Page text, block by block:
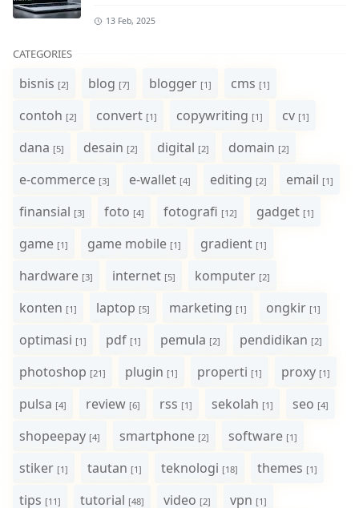
13 Feb, 2025
CATEGORIES
bisnis [2] blog [7] blogger [1] cms [1]
contoh [2] convert [1] copywriting [1] cv [1]
dana [5] desain [2] digital [2] domain [2]
e-commerce [3] e-wallet [4] editing [2] email [1]
finansial [3] foto [4] fotografi [12] gadget [1]
game [1] game mobile [1] gradient [1]
hardware [3] internet [5] komputer [2]
konten [1] laptop [5] marketing [1] ongkir [1]
optimasi [1] pdf [1] pemula [2] pendidikan [2]
photoshop [21] plugin [1] properti [1] proxy [1]
pulsa [4] review [6] rss [1] sekolah [1] seo [4]
shopeepay [4] smartphone [2] software [1]
stiker [1] tautan [1] teknologi [18] themes [1]
tips [11] tutorial [48] video [2] vpn [1]